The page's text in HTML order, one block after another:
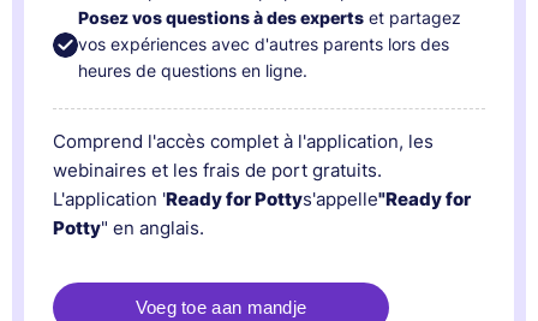
Posez vos questions à des experts et partagez
vos expériences avec d'autres parents lors des
heures de questions en ligne.
Comprend l'accès complet à l'application, les
webinaires et les frais de port gratuits.
L'application 'Ready for Pottys'appelle"Ready for
Potty" en anglais.